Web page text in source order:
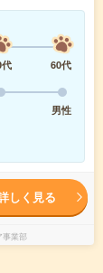
60代
男性
しく見る
業部